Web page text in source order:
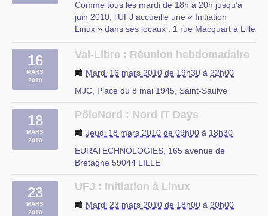
Comme tous les mardi de 18h à 20h jusqu’a
juin 2010, l’UFJ accueille une « Initiation
Linux » dans ses locaux : 1 rue Macquart à Lille
– Découverte des logiciels libres
– Installation d’une distribution Linux
– Le mode console
rue du Mal Assis, Lille
16
MARS
2010
Val-Libre : Réunion hebdomadaire
Mardi 16 mars 2010 de 19h30 à 22h00
MJC, Place du 8 mai 1945, Saint-Saulve
18
MARS
2010
PôleNord : Nord IT Days
Jeudi 18 mars 2010 de 09h00 à 18h30
EURATECHNOLOGIES, 165 avenue de
Bretagne 59044 LILLE
23
MARS
2010
UFJ : Initiation à Linux
Mardi 23 mars 2010 de 18h00 à 20h00